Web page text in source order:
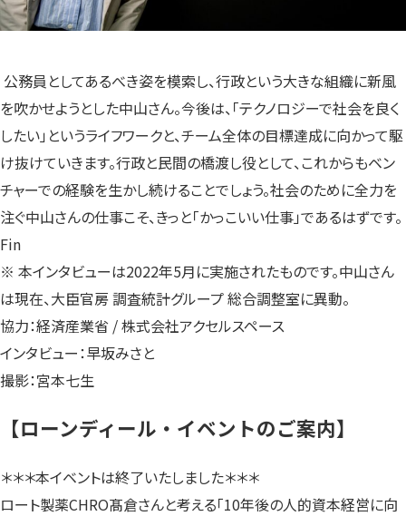
公務員としてあるべき姿を模索し、行政という大きな組織に新風
を吹かせようとした中山さん。今後は、「テクノロジーで社会を良く
したい」というライフワークと、チーム全体の目標達成に向かって駆
け抜けていきます。行政と民間の橋渡し役として、これからもベン
チャーでの経験を生かし続けることでしょう。社会のために全力を
注ぐ中山さんの仕事こそ、きっと「かっこいい仕事」であるはずです。
Fin
※ 本インタビューは2022年5月に実施されたものです。中山さん
は現在、大臣官房 調査統計グループ 総合調整室に異動。
協力：経済産業省 / 株式会社アクセルスペース
インタビュー：早坂みさと
撮影：宮本七生
【ローンディール・イベントのご案内】
＊＊＊本イベントは終了いたしました＊＊＊
ロート製薬CHRO髙倉さんと考える「10年後の人的資本経営に向